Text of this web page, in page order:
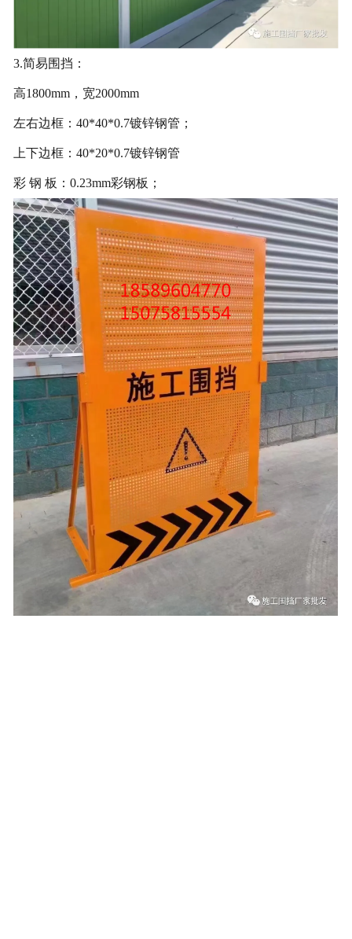
3.简易围挡：
高1800mm，宽2000mm
左右边框：40*40*0.7镀锌钢管；
上下边框：40*20*0.7镀锌钢管
彩 钢 板：0.23mm彩钢板；